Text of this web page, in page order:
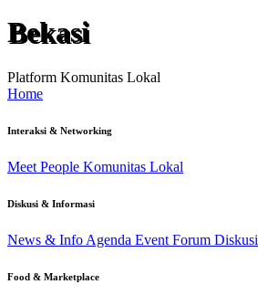
Bekasi
Platform Komunitas Lokal
Home
Interaksi & Networking
Meet People Komunitas Lokal
Diskusi & Informasi
News & Info Agenda Event Forum Diskusi
Food & Marketplace